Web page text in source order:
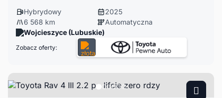
Hybrydowy
2025
6 568 km
Automatyczna
Wojcieszyce (Lubuskie)
Zobacz oferty: